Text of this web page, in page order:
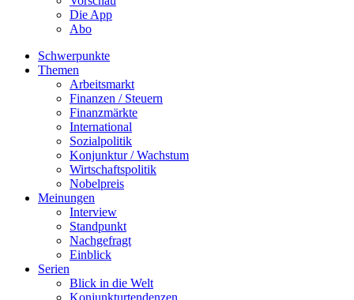
Die App
Abo
Schwerpunkte
Themen
Arbeitsmarkt
Finanzen / Steuern
Finanzmärkte
International
Sozialpolitik
Konjunktur / Wachstum
Wirtschaftspolitik
Nobelpreis
Meinungen
Interview
Standpunkt
Nachgefragt
Einblick
Serien
Blick in die Welt
Konjunkturtendenzen